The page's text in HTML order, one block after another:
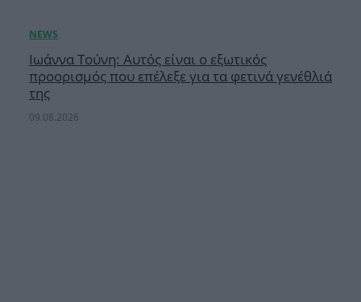
Ιωάννα Τούνη: Αυτός είναι ο εξωτικός
προορισμός που επέλεξε για τα φετινά γενέθλιά
της
09.08.2026